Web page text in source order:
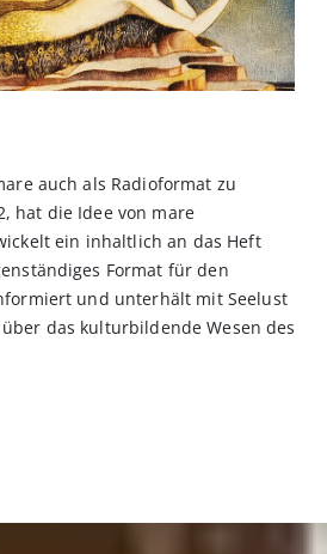
auch als Radioformat zu
hat die Idee von mare
ein inhaltlich an das Heft
Format für den
und unterhält mit Seelust
das kulturbildende Wesen des